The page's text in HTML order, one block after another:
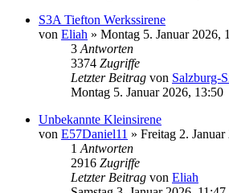
S3A Tiefton Werkssirene
von Eliah » Montag 5. Januar 2026,
3 Antworten
3374 Zugriffe
Letzter Beitrag von Salzburg-
Montag 5. Januar 2026, 13:50
Unbekannte Kleinsirene
von E57Daniel11 » Freitag 2.
1 Antworten
2916 Zugriffe
Letzter Beitrag von Eliah